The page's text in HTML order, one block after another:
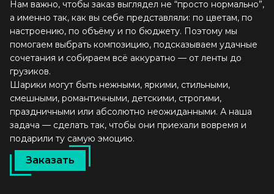
Нам важно, чтобы заказ выглядел не “просто нормально”,
а именно так, как вы себе представляли: по цветам, по
настроению, по объёму и по бюджету. Поэтому мы
помогаем выбрать композицию, подсказываем удачные
сочетания и собираем всё аккуратно — от ленты до
грузиков.
Шарики могут быть нежными, яркими, стильными,
смешными, романтичными, детскими, строгими,
праздничными или абсолютно неожиданными. А наша
задача — сделать так, чтобы они приехали вовремя и
подарили ту самую эмоцию.
Заказать